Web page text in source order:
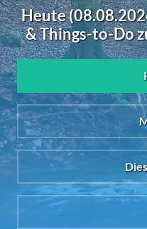
Heute
& Things-to-Do